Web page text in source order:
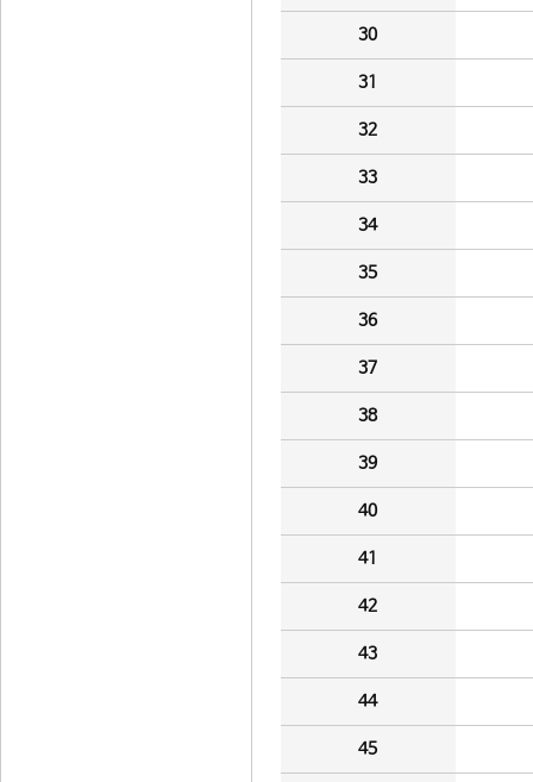
30
31
32
33
34
35
36
37
38
39
40
41
42
43
44
45